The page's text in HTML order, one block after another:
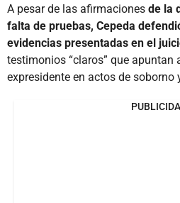
A pesar de las afirmaciones de la
falta de pruebas, Cepeda
evidencias presentadas en el
testimonios “claros” que apuntan
expresidente en actos de soborno